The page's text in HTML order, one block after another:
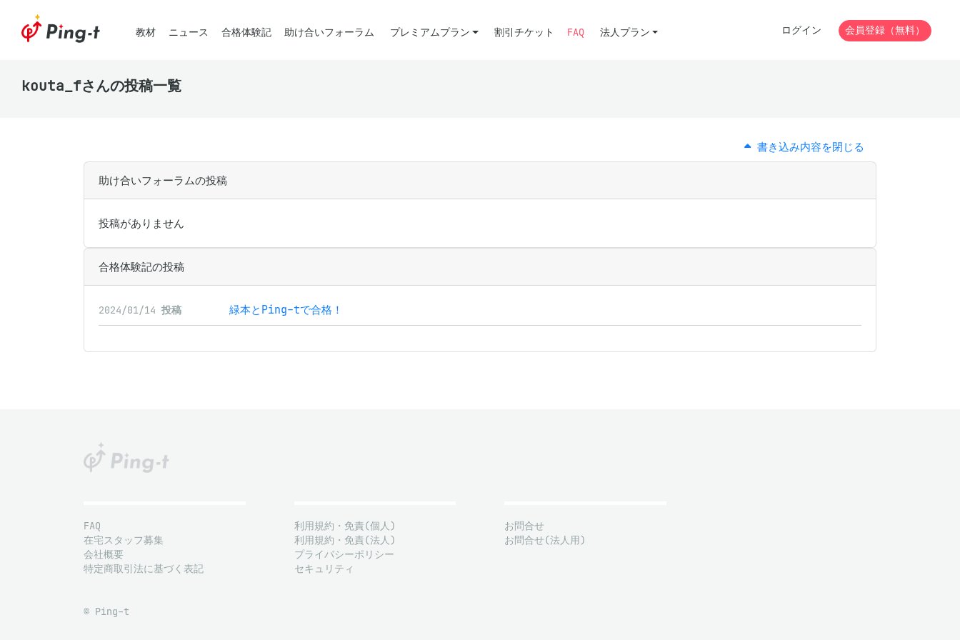
教材 ニュース 合格体験記 助け合いフォーラム プレミアムプラン 割引チケット FAQ 法人プラン ログイン 会員登録（無料）
kouta_fさんの投稿一覧
書き込み内容を閉じる
助け合いフォーラムの投稿
投稿がありません
合格体験記の投稿
2024/01/14 投稿 緑本とPing-tで合格！
FAQ
在宅スタッフ募集
会社概要
特定商取引法に基づく表記
利用規約・免責(個人)
利用規約・免責(法人)
プライバシーポリシー
セキュリティ
お問合せ
お問合せ(法人用)
© Ping-t